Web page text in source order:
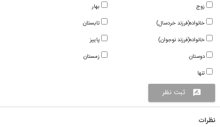
بهار
تابستان
پاییز
زمستان
زوج
خانواده(فرزند خردسال)
خانواده(فرزند نوجوان)
دوستان
تنها
rate_review ثبت نظر
نظرات